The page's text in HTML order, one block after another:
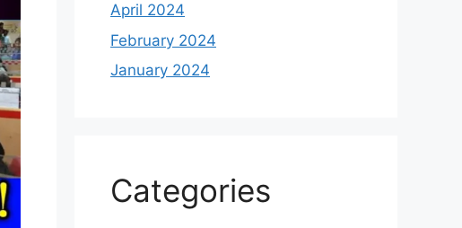
April 2024
February 2024
January 2024
Categories